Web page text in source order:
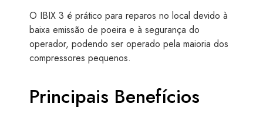
O IBIX 3 é prático para reparos no local devido à
baixa emissão de poeira e à segurança do
operador, podendo ser operado pela maioria dos
compressores pequenos.
Principais Benefícios